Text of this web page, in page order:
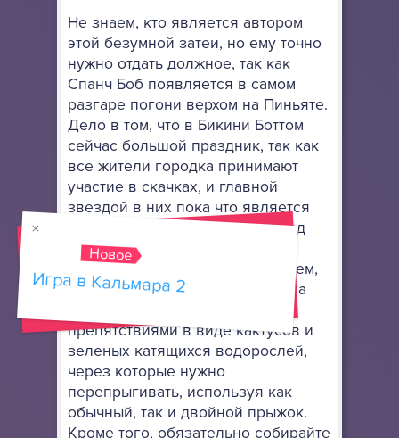
Не знаем, кто является автором
этой безумной затеи, но ему точно
нужно отдать должное, так как
Спанч Боб появляется в самом
разгаре погони верхом на Пиньяте.
Дело в том, что в Бикини Боттом
сейчас большой праздник, так как
все жители городка принимают
участие в скачках, и главной
звездой в них пока что является
Губка Боб. Вы должны взять под
свой контроль его дальнейшее
продвижение, но предупреждаем,
что будет непросто, ведь дорога
препятствиями в виде кактусов и
зеленых катящихся водорослей,
через которые нужно
перепрыгивать, используя как
обычный, так и двойной прыжок.
Кроме того, обязательно собирайте
Новое
Игра в Кальмара 2